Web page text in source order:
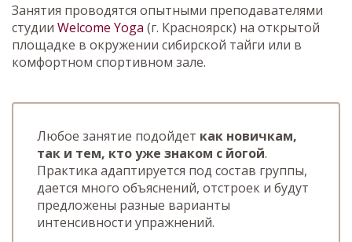
Занятия проводятся опытными преподавателями
студии Welcome Yoga (г. Красноярск) на открытой
площадке в окружении сибирской тайги или в
комфортном спортивном зале.
Любое занятие подойдет как новичкам,
так и тем, кто уже знаком с йогой.
Практика адаптируется под состав группы,
дается много объяснений, отстроек и будут
предложены разные варианты
интенсивности упражнений.